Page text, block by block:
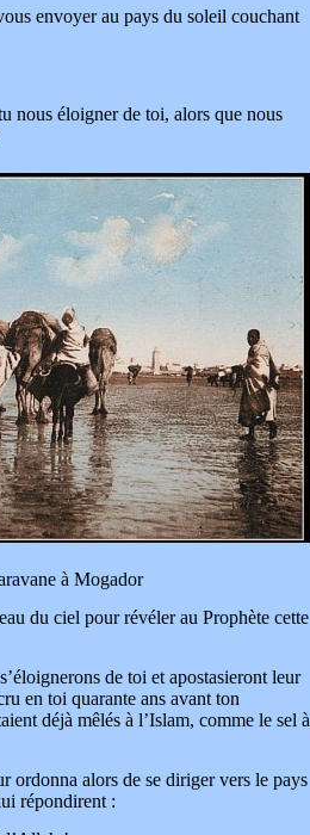
envoyer au pays du soleil couchant
éloigner de toi, alors que nous
à Mogador
du ciel pour révéler au Prophète cette
de toi et apostasieront leur
en toi quarante ans avant ton
déjà mêlés à l’Islam, comme le sel à
ordonna alors de se diriger vers le pays
répondirent :